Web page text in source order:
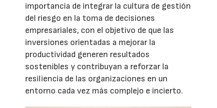
importancia de integrar la cultura de gestión
del riesgo en la toma de decisiones
empresariales, con el objetivo de que las
inversiones orientadas a mejorar la
productividad generen resultados
sostenibles y contribuyan a reforzar la
resiliencia de las organizaciones en un
entorno cada vez más complejo e incierto.